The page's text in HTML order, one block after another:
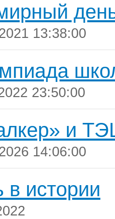
13:38:00
23:50:00
и
14:06:00
в истории